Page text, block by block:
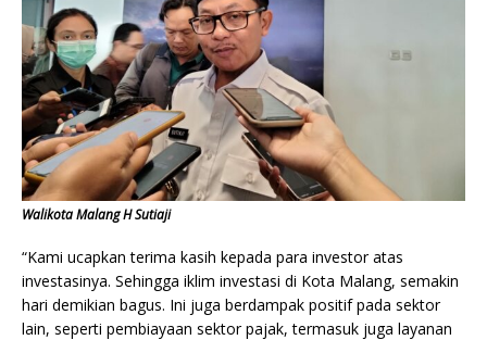
Walikota Malang H Sutiaji
“Kami ucapkan terima kasih kepada para investor atas
investasinya. Sehingga iklim investasi di Kota Malang, semakin
hari demikian bagus. Ini juga berdampak positif pada sektor
lain, seperti pembiayaan sektor pajak, termasuk juga layanan